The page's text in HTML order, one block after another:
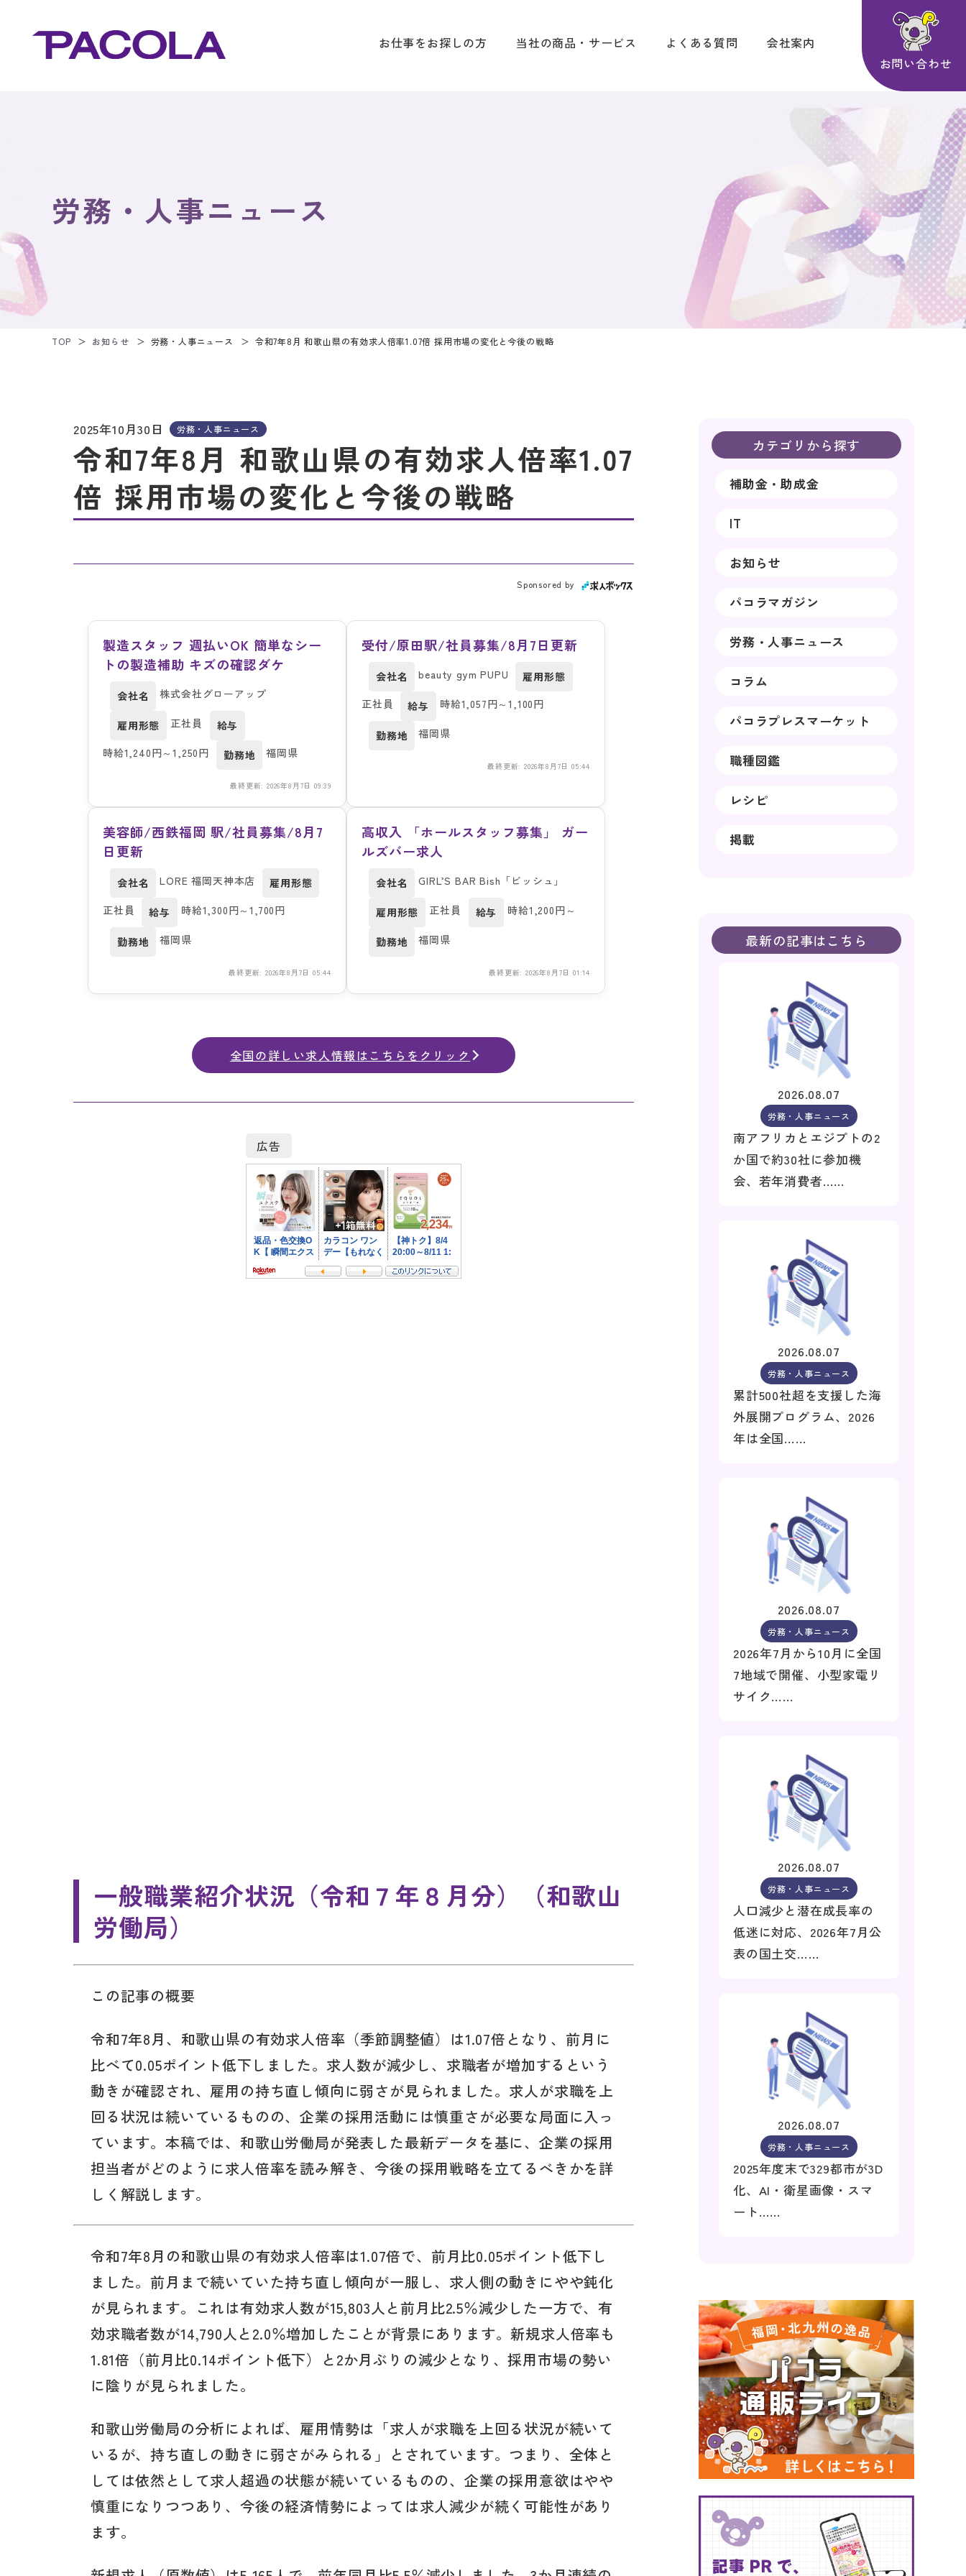
お仕事をお探しの方 当社の商品・サービス よくある質問
会社案内
お問い合わせ
労務・人事ニュース
TOP お知らせ 労務・人事ニュース 令和7年8月 和歌山県の有効求人倍率1.07倍 採用市場の変化と今後の戦略
2025年10月30日 労務・人事ニュース
令和7年8月 和歌山県の有効求人倍率1.07
倍 採用市場の変化と今後の戦略
Sponsored by
製造スタッフ 週払いOK 簡単なシー
トの製造補助 キズの確認ダケ
会社名 株式会社グローアップ
雇用形態 正社員
給与
時給1,240円～1,250円
勤務地 福岡県
最終更新: 2026年8月7日 09:39
受付/原田駅/社員募集/8月7日更新
会社名 beauty gym PUPU
雇用形態
正社員
給与 時給1,057円～1,100円
勤務地 福岡県
最終更新: 2026年8月7日 05:44
美容師/西鉄福岡 駅/社員募集/8月7
日更新
会社名 LORE 福岡天神本店
雇用形態
正社員
給与 時給1,300円～1,700円
勤務地 福岡県
最終更新: 2026年8月7日 05:44
高収入 「ホールスタッフ募集」 ガー
ルズバー求人
会社名 GIRL’S BAR Bish「ビッシュ」
雇用形態 正社員 給与 時給1,200円～
勤務地 福岡県
最終更新: 2026年8月7日 01:14
全国の詳しい求人情報はこちらをクリック
広告
一般職業紹介状況（令和７年８月分）（和歌山
労働局）
この記事の概要
令和7年8月、和歌山県の有効求人倍率（季節調整値）は1.07倍となり、前月に
比べて0.05ポイント低下しました。求人数が減少し、求職者が増加するという
動きが確認され、雇用の持ち直し傾向に弱さが見られました。求人が求職を上
回る状況は続いているものの、企業の採用活動には慎重さが必要な局面に入っ
ています。本稿では、和歌山労働局が発表した最新データを基に、企業の採用
担当者がどのように求人倍率を読み解き、今後の採用戦略を立てるべきかを詳
しく解説します。
令和7年8月の和歌山県の有効求人倍率は1.07倍で、前月比0.05ポイント低下し
ました。前月まで続いていた持ち直し傾向が一服し、求人側の動きにやや鈍化
が見られます。これは有効求人数が15,803人と前月比2.5％減少した一方で、有
効求職者数が14,790人と2.0％増加したことが背景にあります。新規求人倍率も
1.81倍（前月比0.14ポイント低下）と2か月ぶりの減少となり、採用市場の勢い
に陰りが見られました。
和歌山労働局の分析によれば、雇用情勢は「求人が求職を上回る状況が続いて
いるが、持ち直しの動きに弱さがみられる」とされています。つまり、全体と
しては依然として求人超過の状態が続いているものの、企業の採用意欲はやや
慎重になりつつあり、今後の経済情勢によっては求人減少が続く可能性があり
ます。
カテゴリから探す
補助金・助成金
IT
お知らせ
パコラマガジン
労務・人事ニュース
コラム
パコラプレスマーケット
職種図鑑
レシピ
掲載
最新の記事はこちら
2026.08.07
労務・人事ニュース
南アフリカとエジプトの2
か国で約30社に参加機
会、若年消費者……
2026.08.07
労務・人事ニュース
累計500社超を支援した海
外展開プログラム、2026
年は全国……
2026.08.07
労務・人事ニュース
2026年7月から10月に全国
7地域で開催、小型家電リ
サイク……
2026.08.07
労務・人事ニュース
人口減少と潜在成長率の
低迷に対応、2026年7月公
表の国土交……
2026.08.07
労務・人事ニュース
2025年度末で329都市が3D
化、AI・衛星画像・スマ
ート……